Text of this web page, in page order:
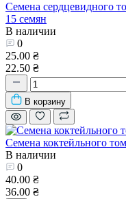
Семена сердцевидного
15 семян
В наличии
0
25.00 ₴
22.50 ₴
В корзину
Семена коктейльного
В наличии
0
40.00 ₴
36.00 ₴